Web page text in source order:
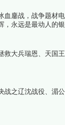
鏖战，战争题材
永远是最动人的
大兵瑞恩、天国
之辽沈战役、湄